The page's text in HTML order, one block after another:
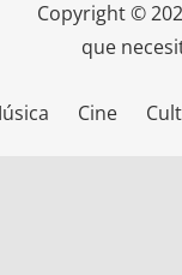
Copyright ©
que
Cine